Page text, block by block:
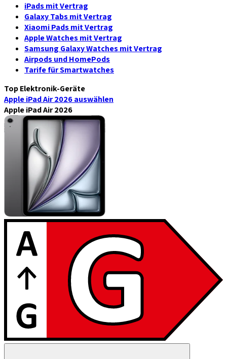
iPads mit Vertrag
Galaxy Tabs mit Vertrag
Xiaomi Pads mit Vertrag
Apple Watches mit Vertrag
Samsung Galaxy Watches mit Vertrag
Airpods und HomePods
Tarife für Smartwatches
Top Elektronik-Geräte
Apple iPad Air 2026auswählen
Apple iPad Air 2026